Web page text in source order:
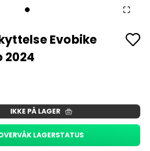
Evobike
2024
IKKE PÅ LAGER
LAGERSTATUS